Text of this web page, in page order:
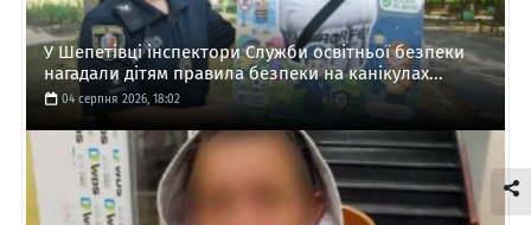
У Шепетівці інспектори Служби освітньої безпеки
нагадали дітям правила безпеки на канікулах...
04 серпня 2026, 18:02